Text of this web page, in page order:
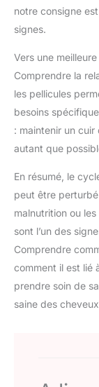
notre consigne
signes.
Vers une
Comprendre la
les pellicules
besoins
: maintenir un
autant que
En résumé, le
peut être
malnutrition ou
sont l’un des
Comprendre
comment il est lié
prendre soin de
saine des